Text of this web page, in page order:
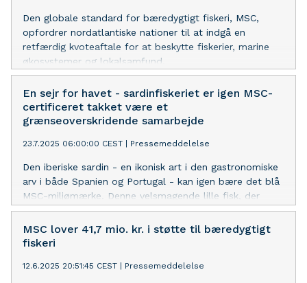
Den globale standard for bæredygtigt fiskeri, MSC,
opfordrer nordatlantiske nationer til at indgå en
retfærdig kvoteaftale for at beskytte fiskerier, marine
økosystemer og lokalsamfund.
En sejr for havet - sardinfiskeriet er igen MSC-
certificeret takket være et
grænseoverskridende samarbejde
23.7.2025 06:00:00 CEST Pressemeddelelse
Den iberiske sardin - en ikonisk art i den gastronomiske
arv i både Spanien og Portugal - kan igen bære det blå
MSC-miljømærke. Denne velsmagende lille fisk, der
fiskes langs den iberiske halvøs kyster, er ikke kun en
elsket klassiker på tapasmenuer, men også en vigtig del
af det marine økosystem. Certificeringen er resultatet af
af landegrænser, for bæredygtigt fiskeri.
MSC lover 41,7 mio. kr. i støtte til bæredygtigt
fiskeri
12.6.2025 20:51:45 CEST Pressemeddelelse